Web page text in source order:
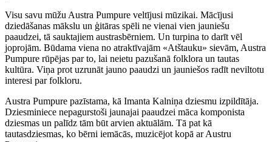
Visu savu mūžu Austra Pumpure veltījusi mūzikai. Mācījusi
dziedāšanas mākslu un ģitāras spēli ne vienai vien jauniešu
paaudzei, tā sauktajiem austrasbērniem. Un turpina to darīt vēl
joprojām. Būdama viena no atraktīvajām «Atštauku» sievām, Austra
Pumpure rūpējas par to, lai neietu pazušanā folklora un tautas
kultūra. Viņa prot uzrunāt jauno paaudzi un jauniešos radīt neviltotu
interesi par folkloru.
Austra Pumpure pazīstama, kā Imanta Kalniņa dziesmu izpildītāja.
Dziesminiece nepagurstoši jaunajai paaudzei māca komponista
dziesmas un palīdz tām būt arvien aktuālām. Tā pat kā
tautasdziesmas, ko bērni iemācās, muzicējot kopā ar Austru